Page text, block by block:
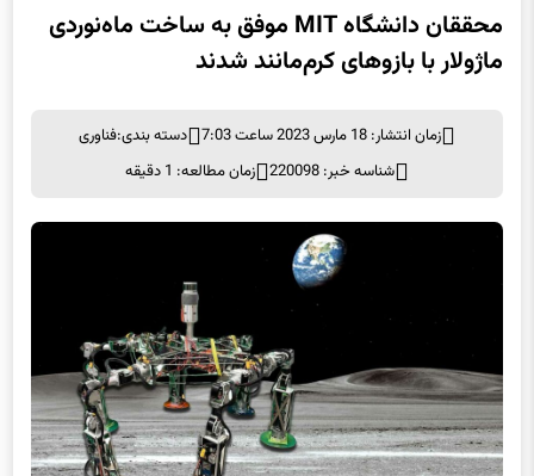
محققان دانشگاه MIT موفق به ساخت ماه‌نوردی
ماژولار با بازوهای کرم‌مانند شدند
زمان انتشار: 18 مارس 2023 ساعت 7:03 دسته بندی:فناوری
شناسه خبر: 220098
زمان مطالعه: 1 دقیقه